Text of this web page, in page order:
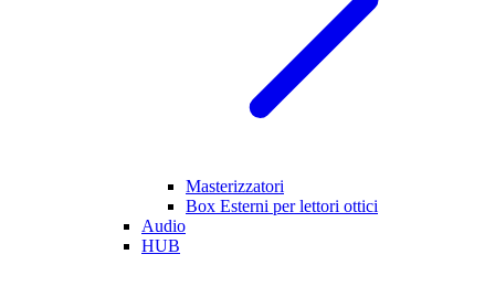
Masterizzatori
Box Esterni per lettori ottici
Audio
HUB